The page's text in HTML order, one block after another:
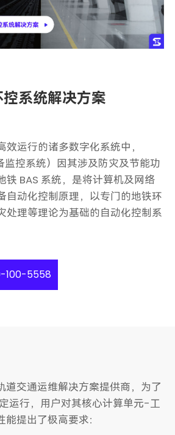
系统解决方案
运行的诸多数字化系统中，
监控系统）因其涉及防灾及节能功
铁 BAS 系统，是将计算机及网络
自动化控制原理，以专门的地铁环
处理等理论为基础的自动化控制系
100-5558
道交通运维解决方案提供商，为了
运行，用户对其核心计算单元-工
提出了极高要求：